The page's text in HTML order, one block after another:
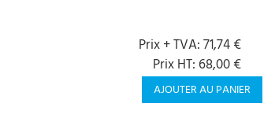
Prix + TVA: 71,74 €
Prix HT: 68,00 €
AJOUTER AU PANIER